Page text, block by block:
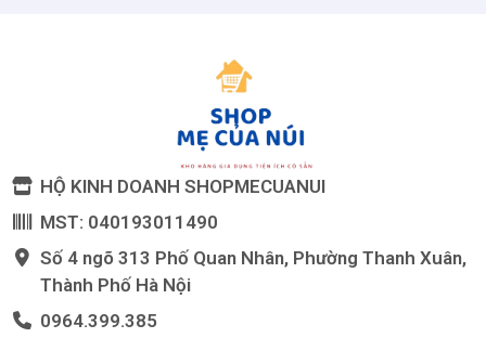
HỘ KINH DOANH SHOPMECUANUI
MST: 040193011490
Số 4 ngõ 313 Phố Quan Nhân, Phường Thanh Xuân,
Thành Phố Hà Nội
0964.399.385